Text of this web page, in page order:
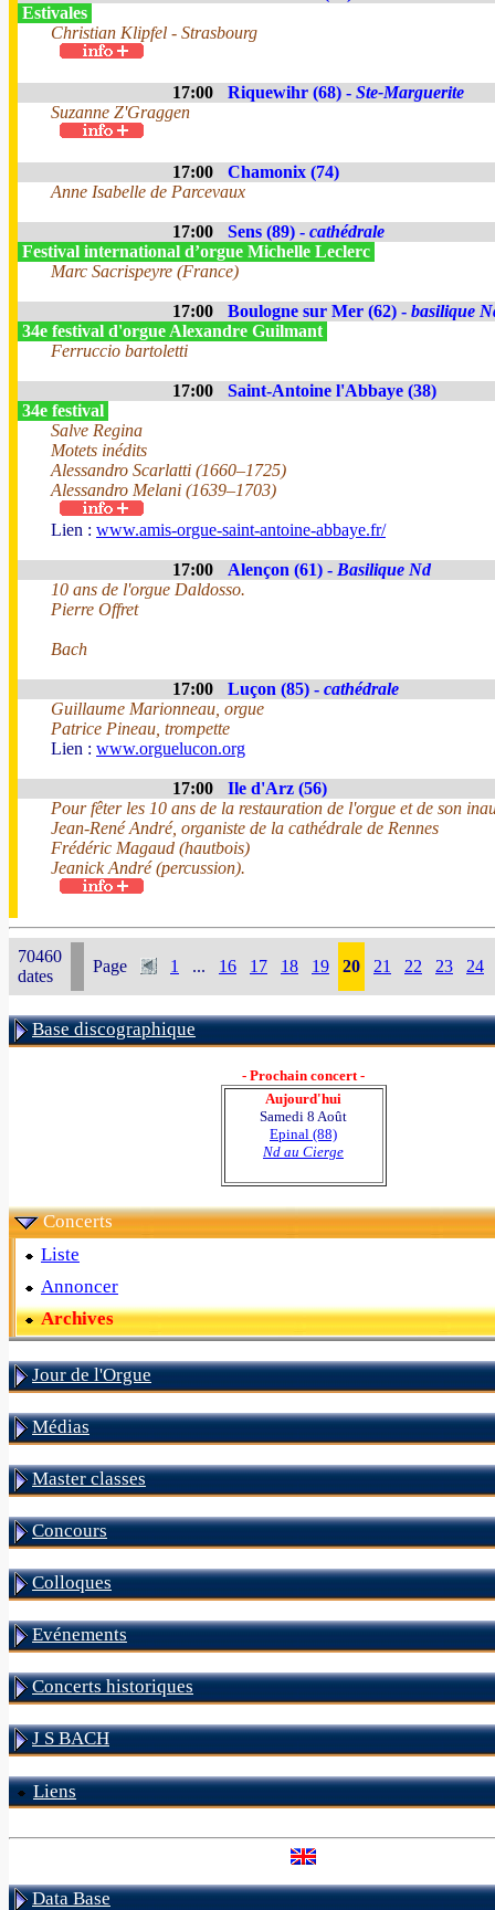
Estivales
Christian Klipfel - Strasbourg
17:00 Riquewihr (68) - Ste-Marguerite
Suzanne Z'Graggen
17:00
Chamonix (74)
Anne Isabelle de Parcevaux
17:00 Sens (89) - cathédrale
Festival international d’orgue Michelle Leclerc
Marc Sacrispeyre (France)
17:00 Boulogne sur Mer (62) - basilique
34e festival d'orgue Alexandre Guilmant
Ferruccio bartoletti
17:00
Saint-Antoine l'Abbaye (38)
34e festival
Salve Regina
Motets inédits
Alessandro Scarlatti (1660–1725)
Alessandro Melani (1639–1703)
Lien : www.amis-orgue-saint-antoine-abbaye.fr/
17:00 Alençon (61) - Basilique Nd
10 ans de l'orgue Daldosso.
Pierre Offret
Bach
17:00 Luçon (85) - cathédrale
Guillaume Marionneau, orgue
Patrice Pineau, trompette
Lien : www.orguelucon.org
17:00
Ile d'Arz (56)
Pour fêter les 10 ans de la restauration de l'orgue et de son
Jean-René André, organiste de la cathédrale de Rennes
Frédéric Magaud (hautbois)
Jeanick André (percussion).
70460
dates
Page 1 ... 16 17 18 19 20 21 22 23 24
Base discographique
- Prochain concert -
Aujourd'hui
Samedi 8 Août
Epinal (88)
Nd au Cierge
Concerts
Liste
Annoncer
Archives
Jour de l'Orgue
Médias
Master classes
Concours
Colloques
Evénements
Concerts historiques
J S BACH
Liens
Data Base